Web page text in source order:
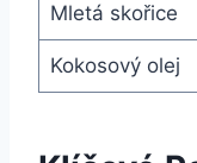
Mletá skořice
Kokosový olej